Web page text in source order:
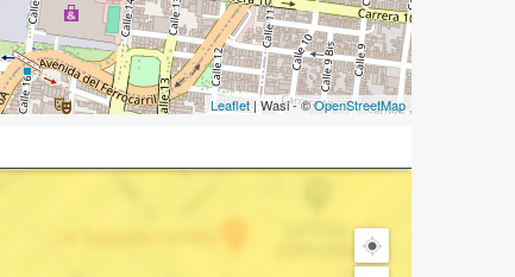
Leaflet| Wasi - ©OpenStreetMap